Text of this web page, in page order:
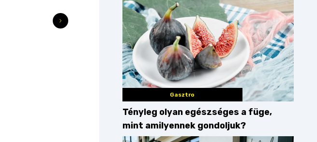
Gasztro
Tényleg olyan egészséges a füge,
mint amilyennek gondoljuk?